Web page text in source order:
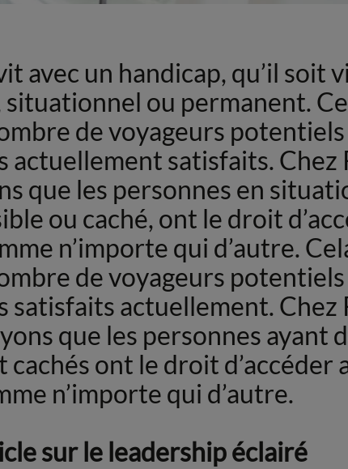
avec un handicap, qu’il soit
ou permanent.
de voyageurs
actuellement satisfaits. Chez
que les personnes en
ou caché, ont le droit
n’importe qui d’autre.
de voyageurs
satisfaits actuellement. Chez
que les personnes ayant
cachés ont le droit d’accéder
n’importe qui d’autre.
sur le leadership éclairé